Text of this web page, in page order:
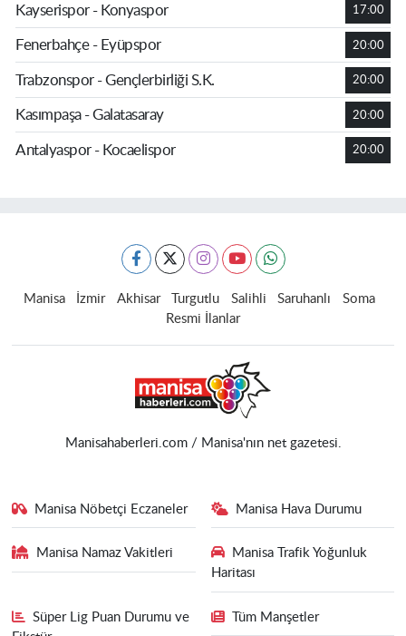
Kayserispor - Konyaspor
17:00
Fenerbahçe - Eyüpspor 20:00
Trabzonspor - Gençlerbirliği S.K. 20:00
Kasımpaşa - Galatasaray 20:00
Antalyaspor - Kocaelispor 20:00
Manisa İzmir Akhisar Turgutlu Salihli Saruhanlı
Soma
Resmi İlanlar
Manisahaberleri.com / Manisa'nın net gazetesi.
Manisa Nöbetçi Eczaneler Manisa Hava Durumu
Manisa Namaz Vakitleri
Manisa Trafik Yoğunluk
Haritası
Süper Lig Puan Durumu ve
Tüm Manşetler